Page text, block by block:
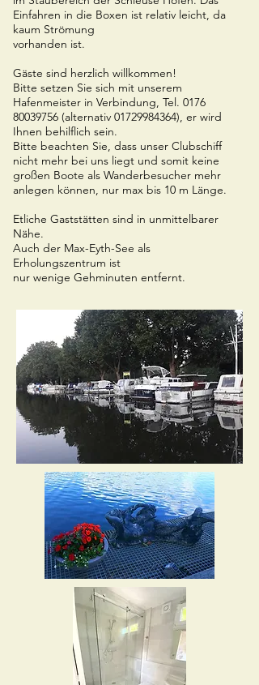
Einfahren in die Boxen ist relativ leicht, da
kaum Strömung
vorhanden ist.
Gäste sind herzlich willkommen!
Bitte setzen Sie sich mit unserem
Hafenmeister in Verbindung, Tel. 0176
80039756 (alternativ 01729984364), er wird
Ihnen behilflich sein.
Bitte beachten Sie, dass unser Clubschiff
nicht mehr bei uns liegt und somit keine
großen Boote als Wanderbesucher mehr
anlegen können, nur max bis 10 m Länge.
Etliche Gaststätten sind in unmittelbarer
Nähe.
Auch der Max-Eyth-See als
Erholungszentrum ist
nur wenige Gehminuten entfernt.